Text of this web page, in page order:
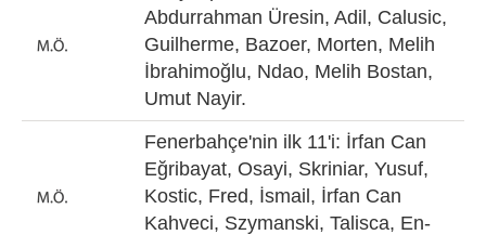
Abdurrahman Üresin, Adil, Calusic,
Guilherme, Bazoer, Morten, Melih
İbrahimoğlu, Ndao, Melih Bostan,
Umut Nayir.
Fenerbahçe'nin ilk 11'i: İrfan Can
Eğribayat, Osayi, Skriniar, Yusuf,
Kostic, Fred, İsmail, İrfan Can
Kahveci, Szymanski, Talisca, En-